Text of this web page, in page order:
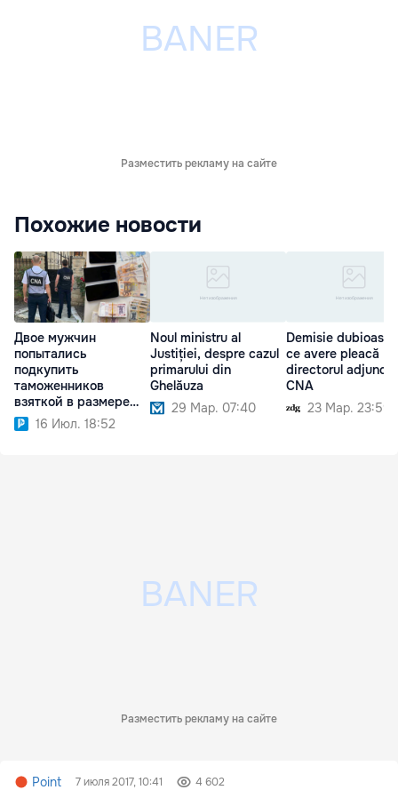
Разместить рекламу на сайте
Похожие новости
Двое мужчин
попытались
подкупить
таможенников
взяткой в размере
€260016 Июл. 18:52
Noul ministru al
Justiției, despre cazul
primarului din
Ghelăuza
29 Мар. 07:40
Demisie dubioasă:
ce avere pleacă
directorul adjunct
CNA
23 Мар. 23:59
Разместить рекламу на сайте
Point 7 июля 2017, 10:41 4 602